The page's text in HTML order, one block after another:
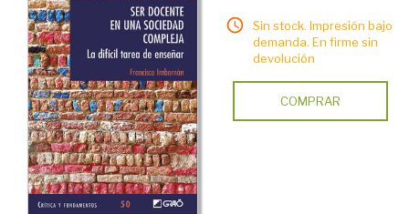
Sin stock. Impresión bajo
demanda. En firme sin
devolución
COMPRAR